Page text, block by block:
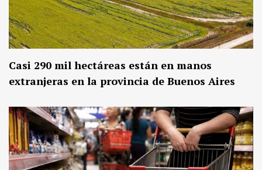
Casi 290 mil hectáreas están en manos
extranjeras en la provincia de Buenos Aires